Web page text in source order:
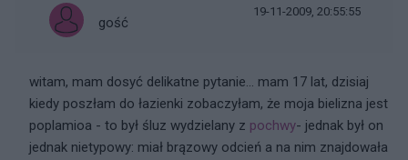
gość
19-11-2009, 20:55:55
witam, mam dosyć delikatne pytanie... mam 17 lat, dzisiaj
kiedy poszłam do łazienki zobaczyłam, że moja bielizna jest
poplamioa - to był śluz wydzielany z pochwy- jednak był on
jednak nietypowy: miał brązowy odcień a na nim znajdowała